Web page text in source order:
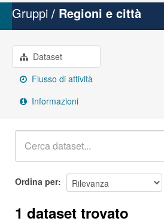
Organizzazioni
Gruppi
Informazioni
Gruppi Regioni e città
Dataset
Flusso di attività
Informazioni
Ordina per
1 dataset trovato